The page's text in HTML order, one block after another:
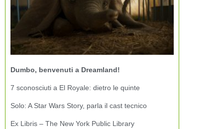
Dumbo, benvenuti a Dreamland!
7 sconosciuti a El Royale: dietro le quinte
Solo: A Star Wars Story, parla il cast tecnico
Ex Libris – The New York Public Library